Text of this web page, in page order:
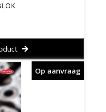
Op aanvraag